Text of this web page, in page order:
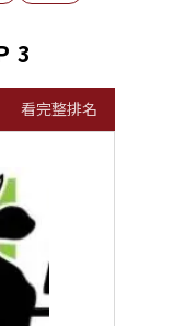
3
看完整排名